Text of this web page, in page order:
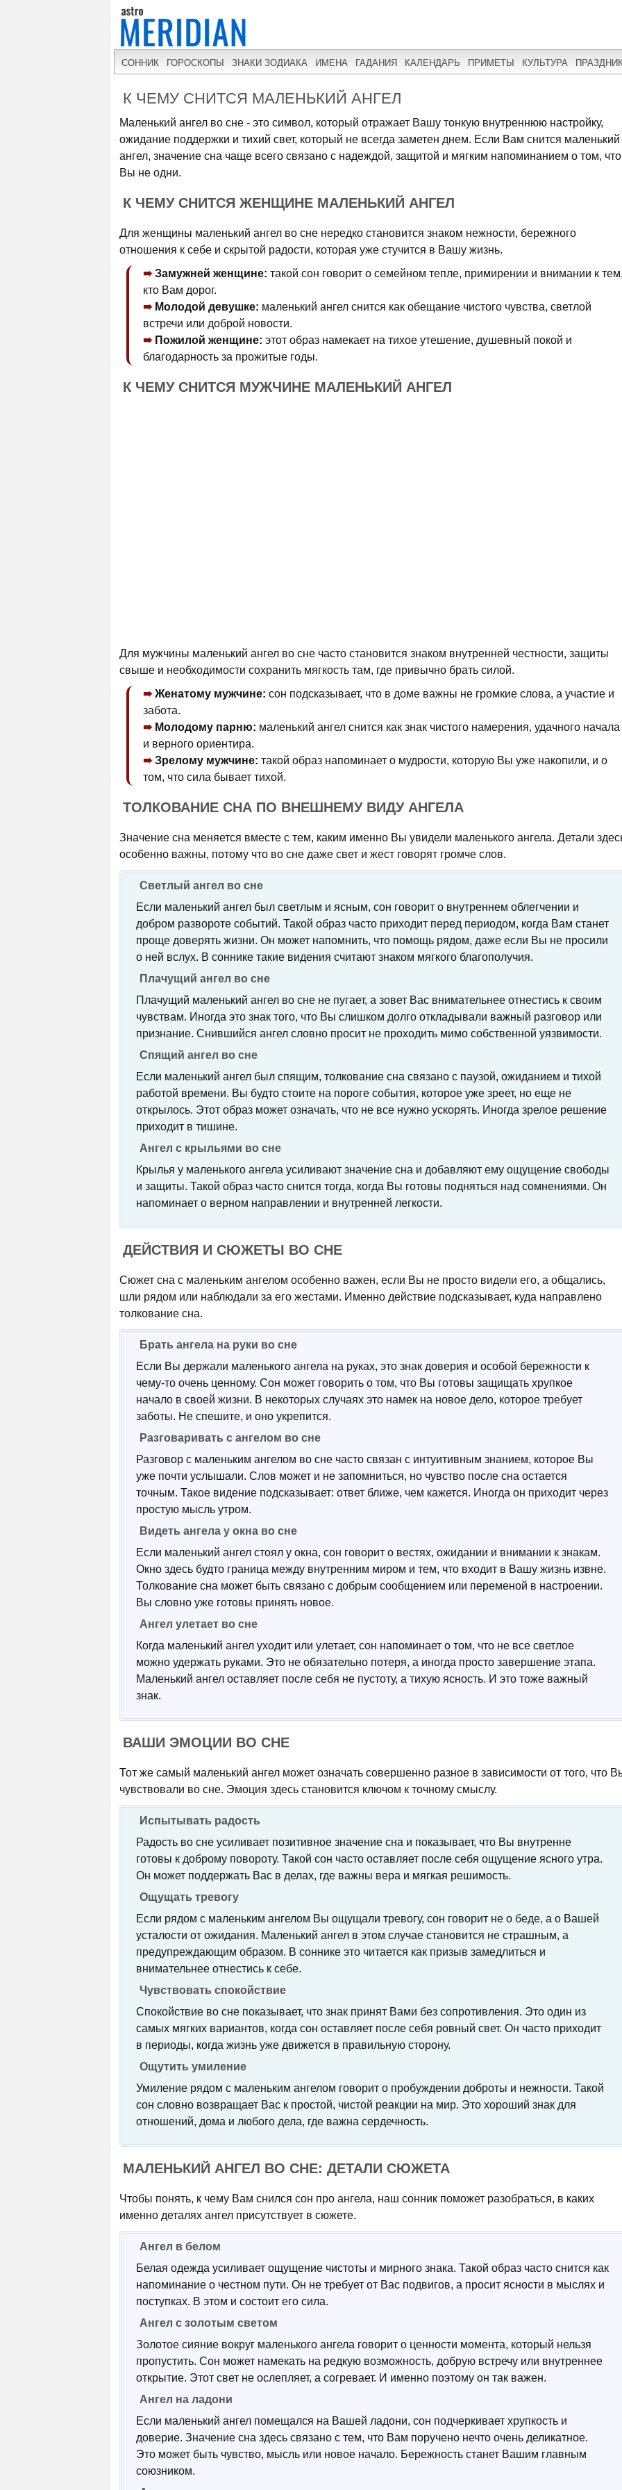
СОННИК ГОРОСКОПЫ ЗНАКИ ЗОДИАКА ИМЕНА ГАДАНИЯ КАЛЕНДАРЬ ПРИМЕТЫ КУЛЬТУРА
К ЧЕМУ СНИТСЯ МАЛЕНЬКИЙ АНГЕЛ
Маленький ангел во сне - это символ, который отражает Вашу тонкую внутреннюю настройку,
ожидание поддержки и тихий свет, который не всегда заметен днем. Если Вам снится маленький
ангел, значение сна чаще всего связано с надеждой, защитой и мягким напоминанием о том, что
Вы не одни.
К ЧЕМУ СНИТСЯ ЖЕНЩИНЕ МАЛЕНЬКИЙ АНГЕЛ
Для женщины маленький ангел во сне нередко становится знаком нежности, бережного
отношения к себе и скрытой радости, которая уже стучится в Вашу жизнь.
Замужней женщине: такой сон говорит о семейном тепле, примирении и внимании к
кто Вам дорог.
Молодой девушке: маленький ангел снится как обещание чистого чувства, светлой
встречи или доброй новости.
Пожилой женщине: этот образ намекает на тихое утешение, душевный покой и
благодарность за прожитые годы.
К ЧЕМУ СНИТСЯ МУЖЧИНЕ МАЛЕНЬКИЙ АНГЕЛ
Для мужчины маленький ангел во сне часто становится знаком внутренней честности, защиты
свыше и необходимости сохранить мягкость там, где привычно брать силой.
Женатому мужчине: сон подсказывает, что в доме важны не громкие слова, а участие и
забота.
Молодому парню: маленький ангел снится как знак чистого намерения, удачного начала
и верного ориентира.
Зрелому мужчине: такой образ напоминает о мудрости, которую Вы уже накопили, и о
том, что сила бывает тихой.
ТОЛКОВАНИЕ СНА ПО ВНЕШНЕМУ ВИДУ АНГЕЛА
Значение сна меняется вместе с тем, каким именно Вы увидели маленького ангела. Детали
особенно важны, потому что во сне даже свет и жест говорят громче слов.
Светлый ангел во сне
Если маленький ангел был светлым и ясным, сон говорит о внутреннем облегчении и
добром развороте событий. Такой образ часто приходит перед периодом, когда Вам станет
проще доверять жизни. Он может напомнить, что помощь рядом, даже если Вы не просили
о ней вслух. В соннике такие видения считают знаком мягкого благополучия.
Плачущий ангел во сне
Плачущий маленький ангел во сне не пугает, а зовет Вас внимательнее отнестись к своим
чувствам. Иногда это знак того, что Вы слишком долго откладывали важный разговор или
признание. Снившийся ангел словно просит не проходить мимо собственной уязвимости.
Спящий ангел во сне
Если маленький ангел был спящим, толкование сна связано с паузой, ожиданием и тихой
работой времени. Вы будто стоите на пороге события, которое уже зреет, но еще не
открылось. Этот образ может означать, что не все нужно ускорять. Иногда зрелое решение
приходит в тишине.
Ангел с крыльями во сне
Крылья у маленького ангела усиливают значение сна и добавляют ему ощущение свободы
и защиты. Такой образ часто снится тогда, когда Вы готовы подняться над сомнениями. Он
напоминает о верном направлении и внутренней легкости.
ДЕЙСТВИЯ И СЮЖЕТЫ ВО СНЕ
Сюжет сна с маленьким ангелом особенно важен, если Вы не просто видели его, а общались,
шли рядом или наблюдали за его жестами. Именно действие подсказывает, куда направлено
толкование сна.
Брать ангела на руки во сне
Если Вы держали маленького ангела на руках, это знак доверия и особой бережности к
чему-то очень ценному. Сон может говорить о том, что Вы готовы защищать хрупкое
начало в своей жизни. В некоторых случаях это намек на новое дело, которое требует
заботы. Не спешите, и оно укрепится.
Разговаривать с ангелом во сне
Разговор с маленьким ангелом во сне часто связан с интуитивным знанием, которое Вы
уже почти услышали. Слов может и не запомниться, но чувство после сна остается
точным. Такое видение подсказывает: ответ ближе, чем кажется. Иногда он приходит через
простую мысль утром.
Видеть ангела у окна во сне
Если маленький ангел стоял у окна, сон говорит о вестях, ожидании и внимании к знакам.
Окно здесь будто граница между внутренним миром и тем, что входит в Вашу жизнь извне.
Толкование сна может быть связано с добрым сообщением или переменой в настроении.
Вы словно уже готовы принять новое.
Ангел улетает во сне
Когда маленький ангел уходит или улетает, сон напоминает о том, что не все светлое
можно удержать руками. Это не обязательно потеря, а иногда просто завершение этапа.
Маленький ангел оставляет после себя не пустоту, а тихую ясность. И это тоже важный
знак.
ВАШИ ЭМОЦИИ ВО СНЕ
Тот же самый маленький ангел может означать совершенно разное в зависимости от того, что
чувствовали во сне. Эмоция здесь становится ключом к точному смыслу.
Испытывать радость
Радость во сне усиливает позитивное значение сна и показывает, что Вы внутренне
готовы к доброму повороту. Такой сон часто оставляет после себя ощущение ясного утра.
Он может поддержать Вас в делах, где важны вера и мягкая решимость.
Ощущать тревогу
Если рядом с маленьким ангелом Вы ощущали тревогу, сон говорит не о беде, а о Вашей
усталости от ожидания. Маленький ангел в этом случае становится не страшным, а
предупреждающим образом. В соннике это читается как призыв замедлиться и
внимательнее отнестись к себе.
Чувствовать спокойствие
Спокойствие во сне показывает, что знак принят Вами без сопротивления. Это один из
самых мягких вариантов, когда сон оставляет после себя ровный свет. Он часто приходит
в периоды, когда жизнь уже движется в правильную сторону.
Ощутить умиление
Умиление рядом с маленьким ангелом говорит о пробуждении доброты и нежности. Такой
сон словно возвращает Вас к простой, чистой реакции на мир. Это хороший знак для
отношений, дома и любого дела, где важна сердечность.
МАЛЕНЬКИЙ АНГЕЛ ВО СНЕ: ДЕТАЛИ СЮЖЕТА
Чтобы понять, к чему Вам снился сон про ангела, наш сонник поможет разобраться, в каких
именно деталях ангел присутствует в сюжете.
Ангел в белом
Белая одежда усиливает ощущение чистоты и мирного знака. Такой образ часто снится как
напоминание о честном пути. Он не требует от Вас подвигов, а просит ясности в мыслях и
поступках. В этом и состоит его сила.
Ангел с золотым светом
Золотое сияние вокруг маленького ангела говорит о ценности момента, который нельзя
пропустить. Сон может намекать на редкую возможность, добрую встречу или внутреннее
открытие. Этот свет не ослепляет, а согревает. И именно поэтому он так важен.
Ангел на ладони
Если маленький ангел помещался на Вашей ладони, сон подчеркивает хрупкость и
доверие. Значение сна здесь связано с тем, что Вам поручено нечто очень деликатное.
Это может быть чувство, мысль или новое начало. Бережность станет Вашим главным
союзником.